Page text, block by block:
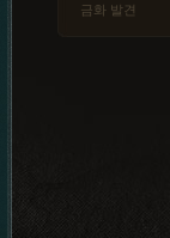
금화 발견